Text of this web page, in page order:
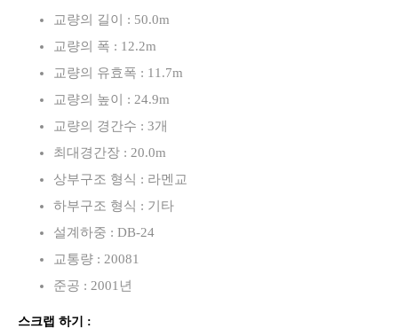
교량의 길이 : 50.0m
교량의 폭 : 12.2m
교량의 유효폭 : 11.7m
교량의 높이 : 24.9m
교량의 경간수 : 3개
최대경간장 : 20.0m
상부구조 형식 : 라멘교
하부구조 형식 : 기타
설계하중 : DB-24
교통량 : 20081
준공 : 2001년
스크랩 하기 :